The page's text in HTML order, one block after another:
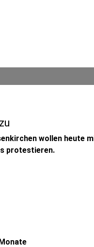
wollen heute
protestieren.